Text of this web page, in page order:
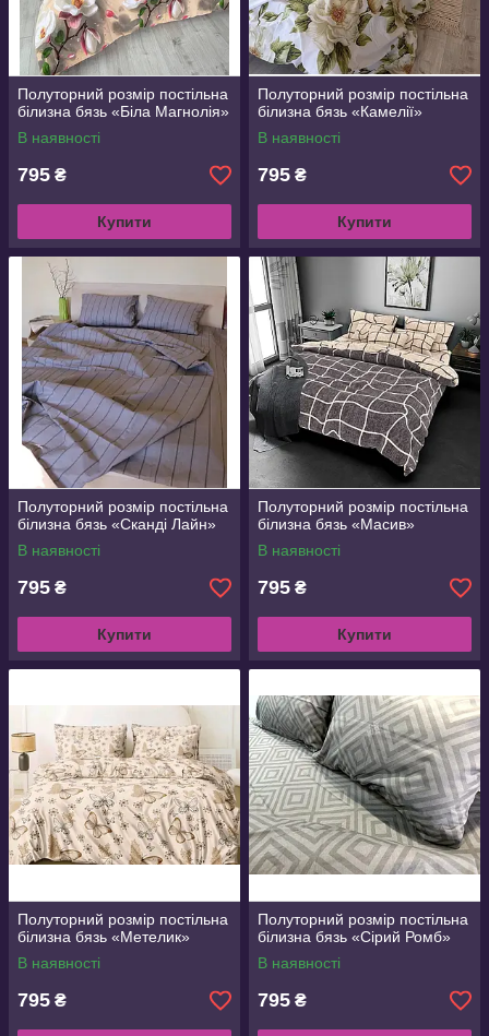
Полуторний розмір постільна
білизна бязь «Біла Магнолія»
В наявності
795 ₴
Купити
Полуторний розмір постільна
білизна бязь «Камелії»
В наявності
795 ₴
Купити
Полуторний розмір постільна
білизна бязь «Сканді Лайн»
В наявності
795 ₴
Купити
Полуторний розмір постільна
білизна бязь «Масив»
В наявності
795 ₴
Купити
Полуторний розмір постільна
білизна бязь «Метелик»
В наявності
795 ₴
Полуторний розмір постільна
білизна бязь «Сірий Ромб»
В наявності
795 ₴